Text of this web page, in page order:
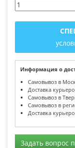
Информация о
Самовывоз в
Доставка
Самовывоз в
Самовывоз в
Доставка
Задать вопрос